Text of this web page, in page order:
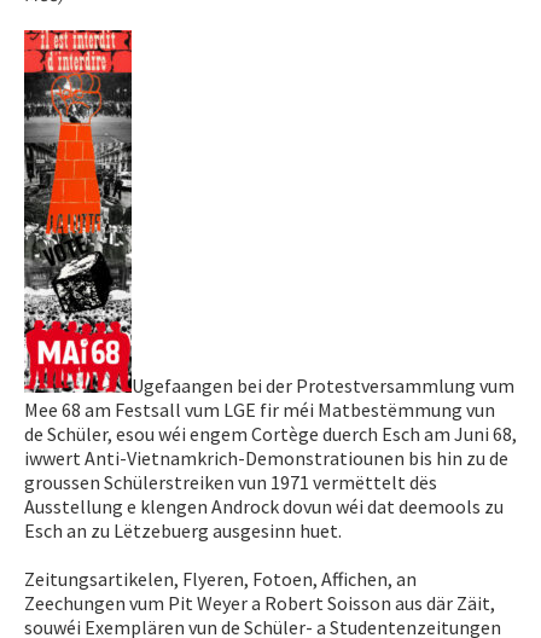
Ugefaangen bei der Protestversammlung vum
Mee 68 am Festsall vum LGE fir méi Matbestëmmung vun
de Schüler, esou wéi engem Cortège duerch Esch am Juni 68,
iwwert Anti-Vietnamkrich-Demonstratiounen bis hin zu de
groussen Schülerstreiken vun 1971 vermëttelt dës
Ausstellung e klengen Androck dovun wéi dat deemools zu
Esch an zu Lëtzebuerg ausgesinn huet.
Zeitungsartikelen, Flyeren, Fotoen, Affichen, an
Zeechungen vum Pit Weyer a Robert Soisson aus där Zäit,
souwéi Exemplären vun de Schüler- a Studentenzeitungen